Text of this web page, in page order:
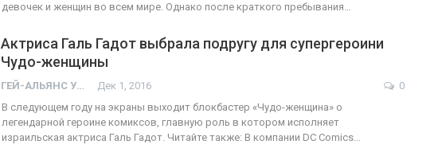
девочек и женщин во всем мире. Однако после краткого пребывания…
Актриса Галь Гадот выбрала подругу для супергероини
Чудо-женщины
ГЕЙ-АЛЬЯНС УКРАИНА Дек 1, 2016
0
В следующем году на экраны выходит блокбастер «Чудо-женщина» о
легендарной героине комиксов, главную роль в котором исполняет
израильская актриса Галь Гадот. Читайте также: В компании DC Comics…